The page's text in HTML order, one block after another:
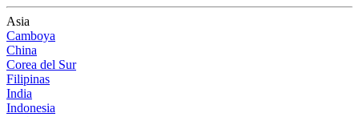
Asia
Camboya
China
Corea del Sur
Filipinas
India
Indonesia